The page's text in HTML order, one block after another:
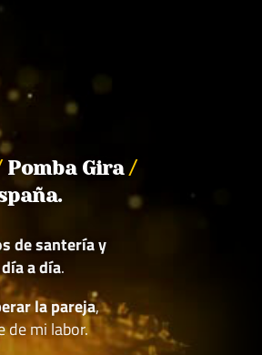
Pomba Gira /
de santería y
a día.
la pareja,
mi labor.